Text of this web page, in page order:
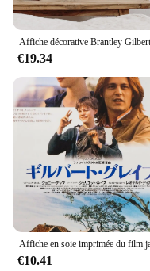
€19.34
€10.41